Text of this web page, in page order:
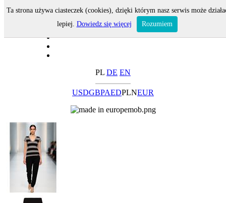
PL DE EN
USDGBPAEDPLNEUR
Ta strona używa ciasteczek (cookies), dzięki którym nasz serwis może
lepiej. Dowiedz się więcej Rozumiem